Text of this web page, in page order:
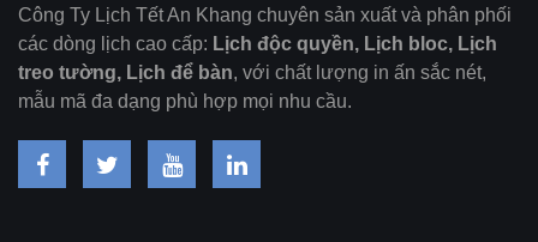
Công Ty Lịch Tết An Khang chuyên sản xuất và phân phối
các dòng lịch cao cấp: Lịch độc quyền, Lịch bloc, Lịch
treo tường, Lịch để bàn, với chất lượng in ấn sắc nét,
mẫu mã đa dạng phù hợp mọi nhu cầu.